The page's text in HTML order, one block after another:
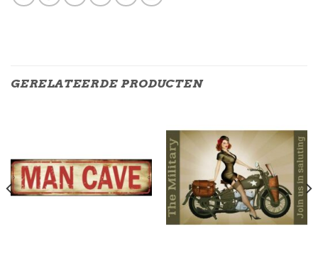
GERELATEERDE PRODUCTEN